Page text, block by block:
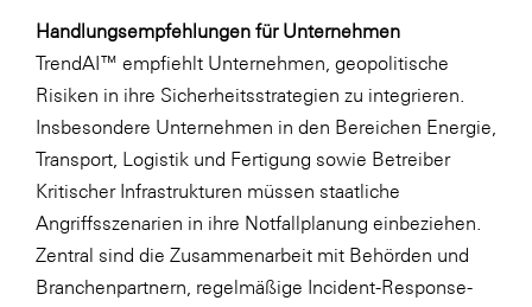
Handlungsempfehlungen für Unternehmen
TrendAI™ empfiehlt Unternehmen, geopolitische
Risiken in ihre Sicherheitsstrategien zu integrieren.
Insbesondere Unternehmen in den Bereichen Energie,
Transport, Logistik und Fertigung sowie Betreiber
Kritischer Infrastrukturen müssen staatliche
Angriffsszenarien in ihre Notfallplanung einbeziehen.
Zentral sind die Zusammenarbeit mit Behörden und
Branchenpartnern, regelmäßige Incident-Response-